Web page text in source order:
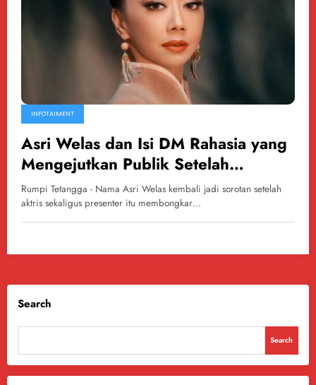
INFOTAIMENT
Asri Welas dan Isi DM Rahasia yang
Mengejutkan Publik Setelah
Menjanda
Rumpi Tetangga - Nama Asri Welas kembali jadi sorotan setelah
aktris sekaligus presenter itu membongkar…
Search
Search